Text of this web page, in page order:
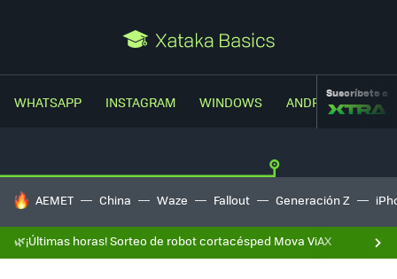
WHATSAPP INSTAGRAM WINDOWS ANDROIDSuscríbete a
HOY SE HABLA DE
AEMET China Waze Fallout Generación Z
🌿¡Últimas horas! Sorteo de robot cortacésped Mova ViAX